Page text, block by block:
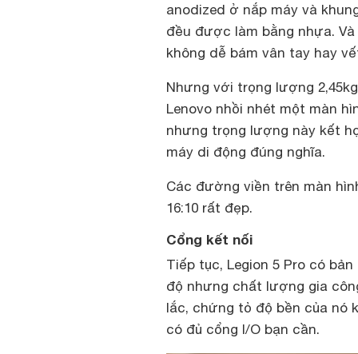
anodized ở nắp máy và
đều được làm bằng nhựa.
không dễ bám vân tay hay
Nhưng với trọng lượng
Lenovo nhồi nhét một màn
nhưng trọng lượng này kết
máy di động đúng nghĩa.
Các đường viền trên màn
16:10 rất đẹp.
Cổng kết nối
Tiếp tục, Legion 5 Pro có
độ nhưng chất lượng gia
lắc, chứng tỏ độ bền của nó
có đủ cổng I/O bạn cần.